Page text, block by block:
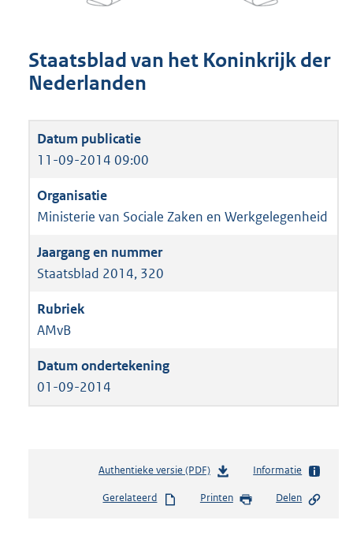
Staatsblad van het Koninkrijk der
Nederlanden
11-09-2014 09:00
Ministerie van Sociale Zaken en Werkgelegenheid
Staatsblad 2014, 320
AMvB
01-09-2014
Authentieke versie (PDF)b
s
Informatie
Gerelateerd Printen Delen